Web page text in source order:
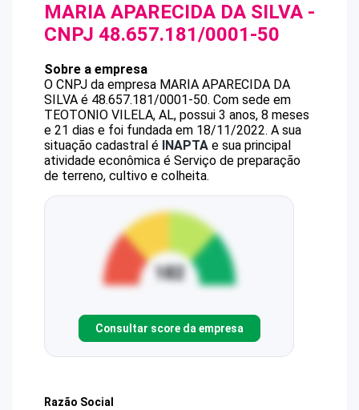
MARIA APARECIDA DA SILVA -
CNPJ 48.657.181/0001-50
Sobre a empresa
O CNPJ da empresa MARIA APARECIDA DA
SILVA é 48.657.181/0001-50. Com sede em
TEOTONIO VILELA, AL, possui 3 anos, 8 meses
e 21 dias e foi fundada em 18/11/2022. A sua
situação cadastral é INAPTA e sua principal
atividade econômica é Serviço de preparação
de terreno, cultivo e colheita.
Consultar score da empresa
Razão Social